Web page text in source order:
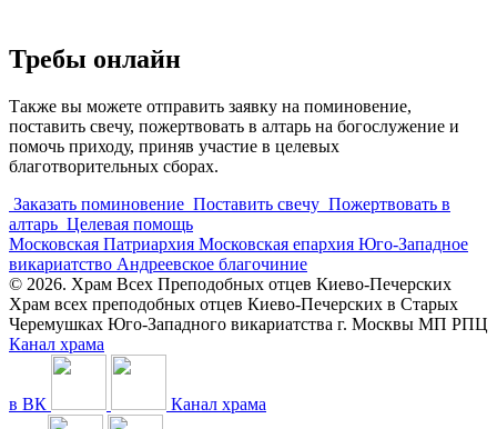
Требы онлайн
Также вы можете отправить заявку на поминовение,
поставить свечу, пожертвовать в алтарь на богослужение и
помочь приходу, приняв участие в целевых
благотворительных сборах.
Заказать поминовение Поставить свечу Пожертвовать в
алтарь Целевая помощь
Московская Патриархия Московская епархия Юго-Западное
викариатство Андреевское благочиние
© 2026. Храм Всех Преподобных отцев Киево-Печерских
Храм всех преподобных отцев Киево-Печерских в Старых
Черемушках Юго-Западного викариатства г. Москвы МП РПЦ
Канал храма
в ВК Канал храма